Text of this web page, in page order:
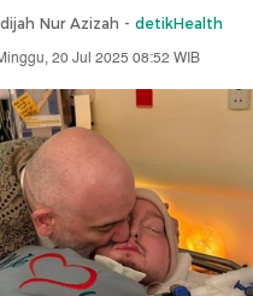
Nur Azizah - detikHealth
20 Jul 2025 08:52 WIB